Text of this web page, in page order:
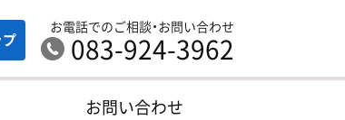
プ
お電話でのご相談・お問い合わせ
083-924-3962
お問い合わせ